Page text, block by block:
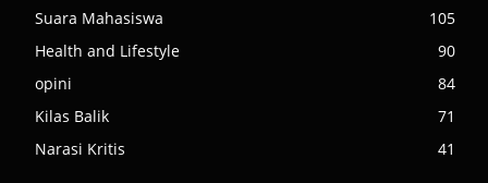
Suara Mahasiswa
105
Health and Lifestyle
90
opini
84
Kilas Balik
71
Narasi Kritis
41